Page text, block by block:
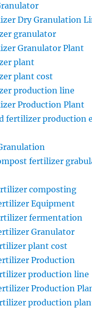
Dry Granulation
granulator
Granulator Plant
plant
plant cost
production line
Production Plant
fertilizer production
fertilizer
composting
Equipment
fermentation
Granulator
plant cost
Production
production line
Production
production